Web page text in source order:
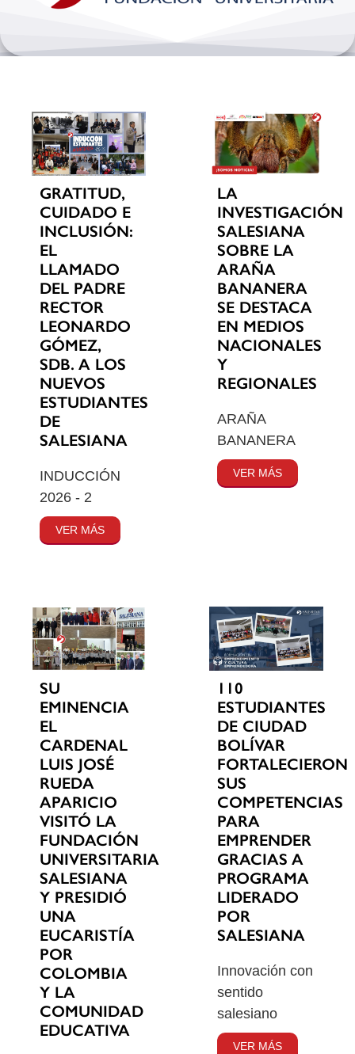
Investigación
Extension y desarrollo
GRATITUD,
CUIDADO E
INCLUSIÓN:
EL
LLAMADO
DEL PADRE
RECTOR
LEONARDO
GÓMEZ,
SDB. A LOS
NUEVOS
ESTUDIANTES
DE
SALESIANA
INDUCCIÓN
2026 - 2
VER MÁS
LA
INVESTIGACIÓN
SALESIANA
SOBRE LA
ARAÑA
BANANERA
SE DESTACA
EN MEDIOS
NACIONALES
Y
REGIONALES
ARAÑA
BANANERA
VER MÁS
SU
EMINENCIA
EL
CARDENAL
LUIS JOSÉ
RUEDA
APARICIO
VISITÓ LA
FUNDACIÓN
UNIVERSITARIA
SALESIANA
Y PRESIDIÓ
UNA
EUCARISTÍA
POR
COLOMBIA
Y LA
COMUNIDAD
EDUCATIVA
110
ESTUDIANTES
DE CIUDAD
BOLÍVAR
FORTALECIERON
SUS
COMPETENCIAS
PARA
EMPRENDER
GRACIAS A
PROGRAMA
LIDERADO
POR
SALESIANA
Innovación con
sentido
salesiano
VER MÁS